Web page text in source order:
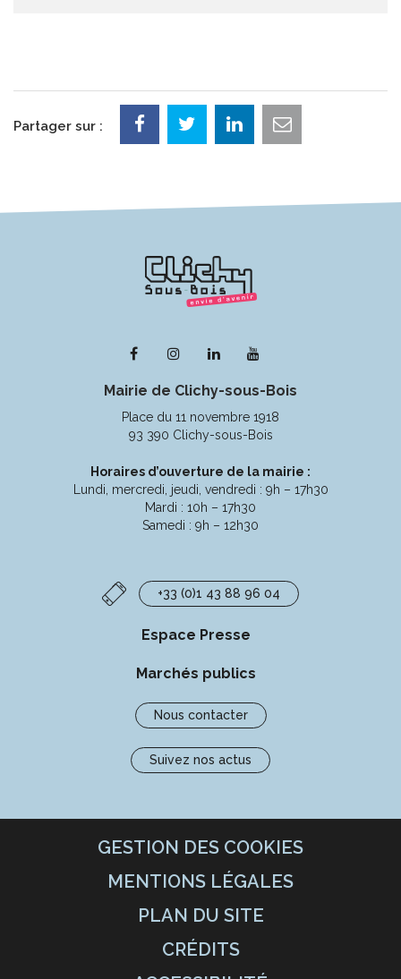
Partager sur :
Lien
le
compte
Facebook
Lien
le
compte
Instagram
Lien
le
compte
Linkedin
la
chaîne
Youtube
Mairie de Clichy-sous-Bois
Place du 11 novembre 1918
93 390 Clichy-sous-Bois
Horaires d’ouverture de la mairie :
Lundi, mercredi, jeudi, vendredi : 9h – 17h30
Mardi : 10h – 17h30
Samedi : 9h – 12h30
+33 (0)1 43 88 96 04
Espace Presse
Marchés publics
Nous contacter
Suivez nos actus
GESTION DES COOKIES
MENTIONS LÉGALES
PLAN DU SITE
CRÉDITS